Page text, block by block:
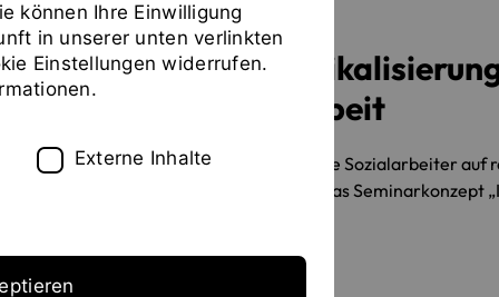
Islamistische
in der Sozialen Arbeit
11.06.2026Wie können angehende Sozialarbeiter auf
Mit dieser Frage beschäftigt sich das
können Ihre Einwilligung
in unserer unten verlinkten
Einstellungen widerrufen.
Externe Inhalte